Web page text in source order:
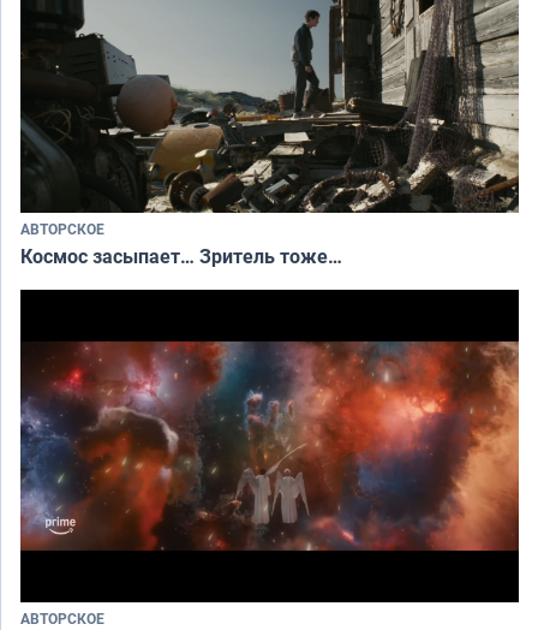
АВТОРСКОЕ
Космос засыпает… Зритель тоже…
АВТОРСКОЕ